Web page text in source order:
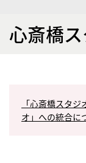
心斎橋
「心斎橋スタ
オ」への統合に